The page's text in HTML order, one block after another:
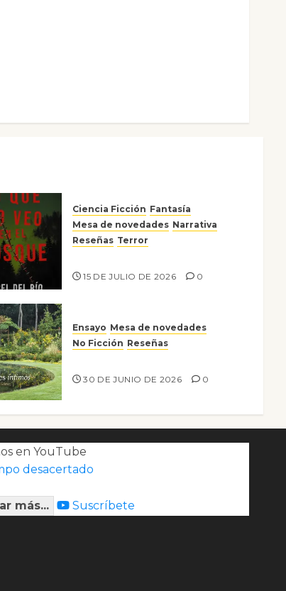
Ciencia Ficción Fantasía
Mesa de novedades Narrativa
Reseñas Terror
15 DE JULIO DE 2026 0
Ensayo Mesa de novedades
No Ficción Reseñas
30 DE JUNIO DE 2026 0
en YouTube
desacertado
más... Suscríbete